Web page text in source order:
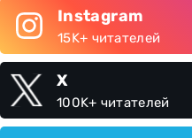
Instagram
15K+ читателей
X
100K+ читателей